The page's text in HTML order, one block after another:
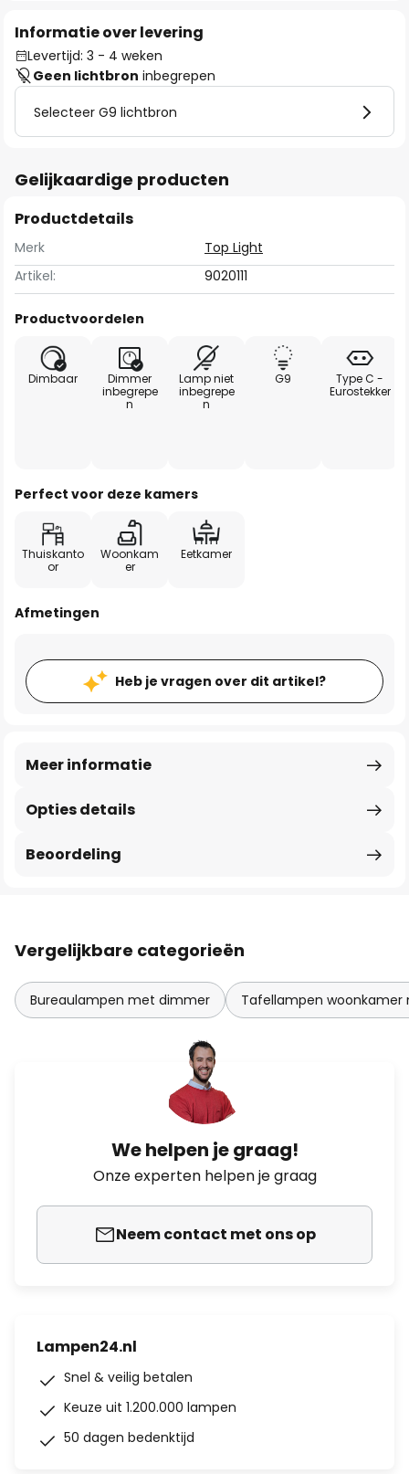
Informatie over levering
Levertijd: 3 - 4 weken
Geen lichtbron inbegrepen
Selecteer G9 lichtbron
Gelijkaardige producten
Productdetails
Merk
Top Light
Artikel:
9020111
Productvoordelen
Dimbaar
Dimmer
inbegrepe
n
Lamp niet
inbegrepe
n
G9
Type C -
Eurostekker
Perfect voor deze kamers
Thuiskanto
or
Woonkam
er
Eetkamer
Afmetingen
Heb je vragen over dit artikel?
Opties details
Meer informatie
Beoordeling
Vergelijkbare categorieën
Bureaulampen met dimmer Tafellampen
We helpen je graag!
Onze experten helpen je graag
Neem contact met ons op
Lampen24.nl
Snel & veilig betalen
Keuze uit 1.200.000 lampen
50 dagen bedenktijd